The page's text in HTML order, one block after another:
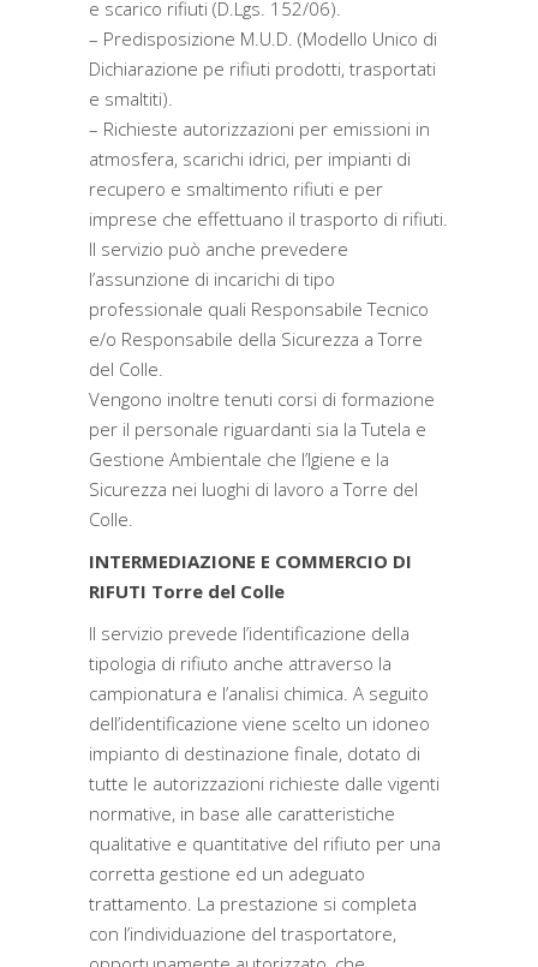
e scarico rifiuti (D.Lgs. 152/06).
– Predisposizione M.U.D. (Modello Unico di
Dichiarazione pe rifiuti prodotti, trasportati
e smaltiti).
– Richieste autorizzazioni per emissioni in
atmosfera, scarichi idrici, per impianti di
recupero e smaltimento rifiuti e per
imprese che effettuano il trasporto di rifiuti.
Il servizio può anche prevedere
l’assunzione di incarichi di tipo
professionale quali Responsabile Tecnico
e/o Responsabile della Sicurezza a Torre
del Colle.
Vengono inoltre tenuti corsi di formazione
per il personale riguardanti sia la Tutela e
Gestione Ambientale che l’Igiene e la
Sicurezza nei luoghi di lavoro a Torre del
Colle.
INTERMEDIAZIONE E COMMERCIO DI
RIFUTI Torre del Colle
Il servizio prevede l’identificazione della
tipologia di rifiuto anche attraverso la
campionatura e l’analisi chimica. A seguito
dell’identificazione viene scelto un idoneo
impianto di destinazione finale, dotato di
tutte le autorizzazioni richieste dalle vigenti
normative, in base alle caratteristiche
qualitative e quantitative del rifiuto per una
corretta gestione ed un adeguato
trattamento. La prestazione si completa
con l’individuazione del trasportatore,